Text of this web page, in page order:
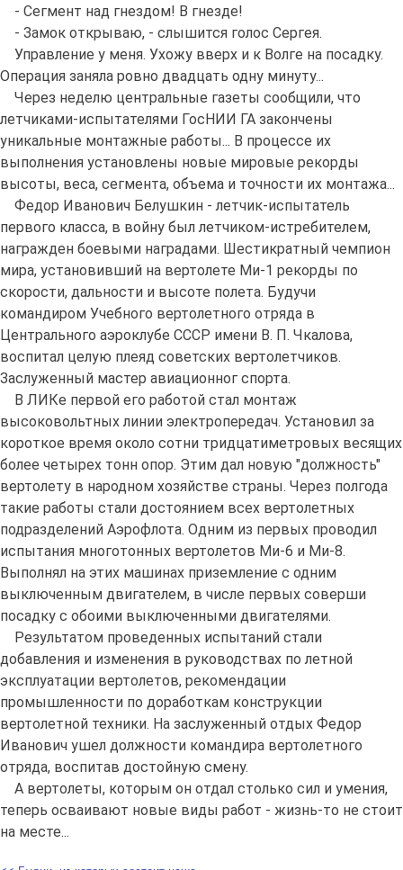
- Сегмент над гнездом! В гнезде!
- Замок открываю, - слышится голос Сергея.
Управление у меня. Ухожу вверх и к Волге на посадку.
Операция заняла ровно двадцать одну минуту...
Через неделю центральные газеты сообщили, что
летчиками-испытателями ГосНИИ ГА закончены
уникальные монтажные работы... В процессе их
выполнения установлены новые мировые рекорды
высоты, веса, сегмента, объема и точности их монтажа...
Федор Иванович Белушкин - летчик-испытатель
первого класса, в войну был летчиком-истребителем,
награжден боевыми наградами. Шестикратный чемпион
мира, установивший на вертолете Ми-1 рекорды по
скорости, дальности и высоте полета. Будучи
командиром Учебного вертолетного отряда в
Центрального аэроклубе СССР имени В. П. Чкалова,
воспитал целую плеяд советских вертолетчиков.
Заслуженный мастер авиационног спорта.
В ЛИКе первой его работой стал монтаж
высоковольтных линии электропередач. Установил за
короткое время около сотни тридцатиметровых весящих
более четырех тонн опор. Этим дал новую "должность"
вертолету в народном хозяйстве страны. Через полгода
такие работы стали достоянием всех вертолетных
подразделений Аэрофлота. Одним из первых проводил
испытания многотонных вертолетов Ми-6 и Ми-8.
Выполнял на этих машинах приземление с одним
выключенным двигателем, в числе первых соверши
посадку с обоими выключенными двигателями.
Результатом проведенных испытаний стали
добавления и изменения в руководствах по летной
эксплуатации вертолетов, рекомендации
промышленности по доработкам конструкции
вертолетной техники. На заслуженный отдых Федор
Иванович ушел должности командира вертолетного
отряда, воспитав достойную смену.
А вертолеты, которым он отдал столько сил и умения,
теперь осваивают новые виды работ - жизнь-то не стоит
на месте...